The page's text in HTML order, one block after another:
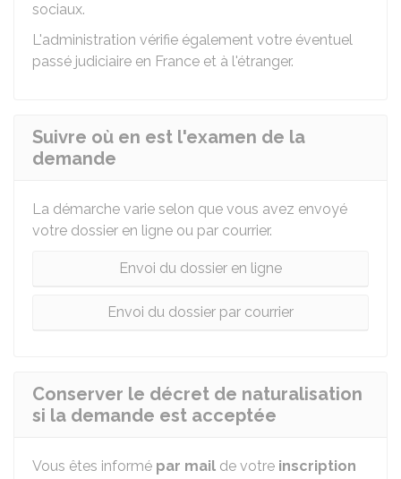
sociaux.
L'administration vérifie également votre éventuel
passé judiciaire en France et à l'étranger.
Suivre où en est l'examen de la
demande
La démarche varie selon que vous avez envoyé
votre dossier en ligne ou par courrier.
Envoi du dossier en ligne
Envoi du dossier par courrier
Conserver le décret de naturalisation
si la demande est acceptée
Vous êtes informé par mail de votre inscription